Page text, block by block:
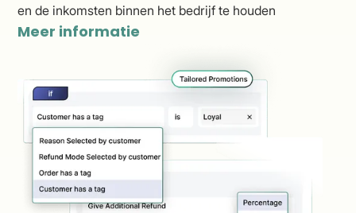
en de inkomsten binnen het bedrijf te houden
Meer informatie